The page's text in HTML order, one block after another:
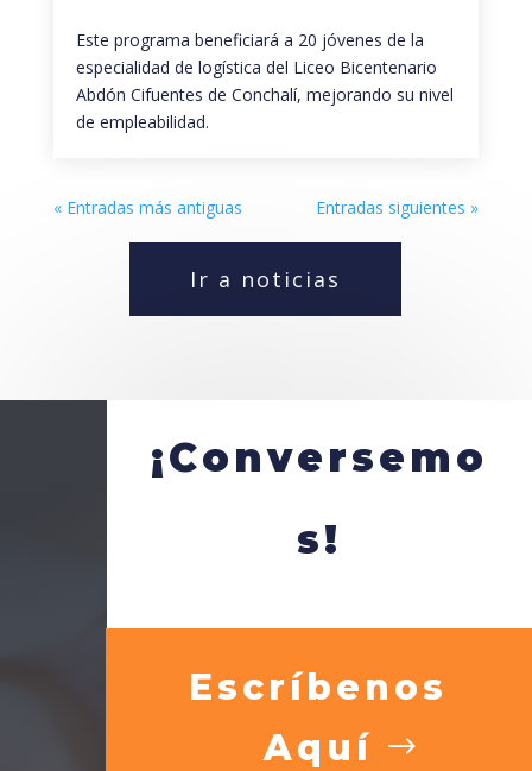
Este programa beneficiará a 20 jóvenes de la
especialidad de logística del Liceo Bicentenario
Abdón Cifuentes de Conchalí, mejorando su nivel
de empleabilidad.
« Entradas más antiguas Entradas siguientes »
Ir a noticias
¡Conversemo
s!
Escríbenos
Aquí